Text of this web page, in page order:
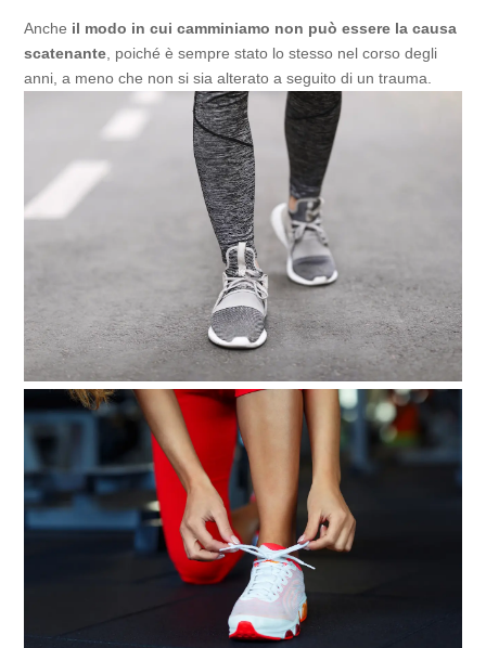
Anche il modo in cui camminiamo non può essere la causa
scatenante , poiché è sempre stato lo stesso nel corso degli
anni, a meno che non si sia alterato a seguito di un trauma.